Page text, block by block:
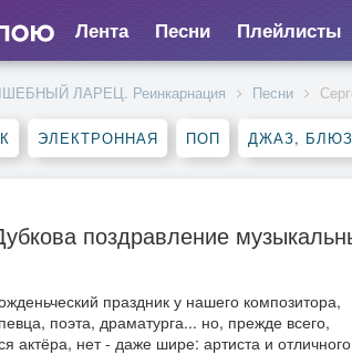
Лента Песни Плейлисты
ЛАРЕЦ. Реинкарнация Песни
ЭЛЕКТРОННАЯ ПОП ДЖАЗ, БЛЮЗ
поздравление
праздник у нашего композитора,
поэта, драматурга... но, прежде всего,
актёра, нет - даже шире: артиста и